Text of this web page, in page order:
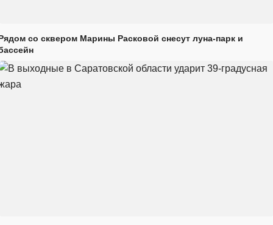
со сквером Марины Расковой снесут луна-парк и